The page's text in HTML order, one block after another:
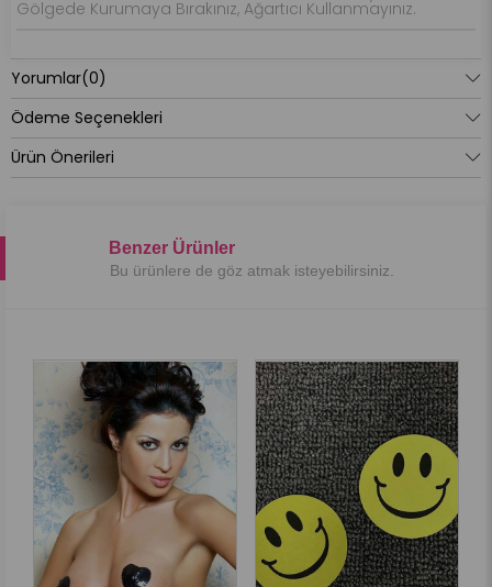
Gölgede Kurumaya Bırakınız, Ağartıcı Kullanmayınız.
Yorumlar(0)
Ödeme Seçenekleri
Ürün Önerileri
Benzer Ürünler